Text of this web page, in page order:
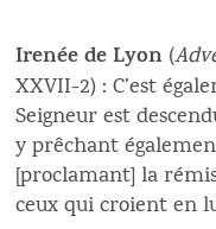
Irenée de Lyon (
XXVII-2) : C’est
Seigneur est
y prêchant
[proclamant] la
ceux qui croient en